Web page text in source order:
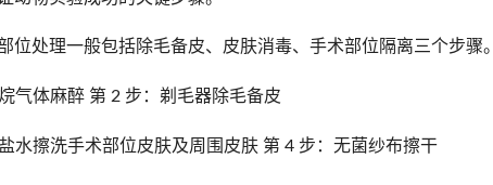
位处理一般包括除毛备皮、皮肤消毒、手术部位隔离三个步骤。
气体麻醉 第 2 步：剃毛器除毛备皮
水擦洗手术部位皮肤及周围皮肤 第 4 步：无菌纱布擦干